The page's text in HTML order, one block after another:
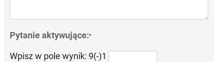
Pytanie aktywujące:*
Wpisz w pole wynik: 9(-)1